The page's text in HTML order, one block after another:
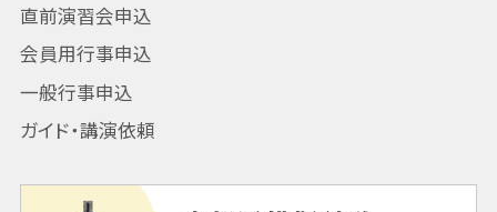
直前演習会申込
会員用行事申込
一般行事申込
ガイド・講演依頼